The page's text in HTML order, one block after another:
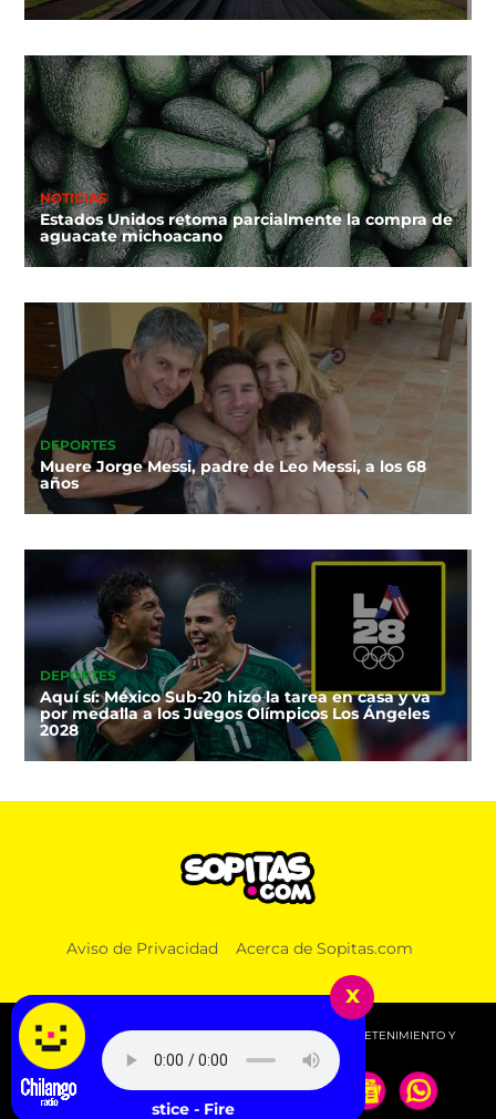
NOTICIAS
Estados Unidos retoma parcialmente la compra de
aguacate michoacano
DEPORTES
Muere Jorge Messi, padre de Leo Messi, a los 68
años
DEPORTES
Aquí sí: México Sub-20 hizo la tarea en casa y va
por medalla a los Juegos Olímpicos Los Ángeles
2028
Aviso de Privacidad Acerca de Sopitas.com
© 2026 SOPITAS.COM - MÚSICA, NOTICIAS, DEPORTES, ENTRETENIMIENTO Y
MÁS!.
x
Justice - Fire